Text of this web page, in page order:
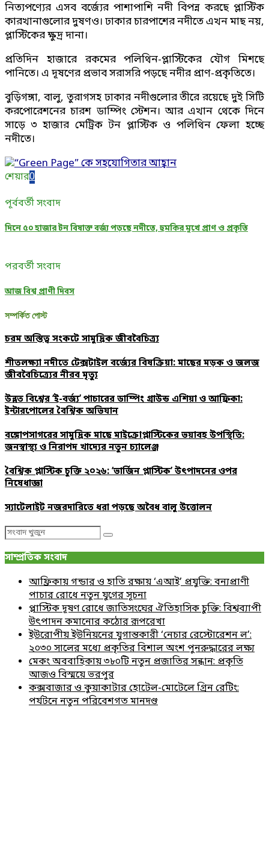
নিত্যপণ্যের এসব বর্জ্যের পাশাপাশি নদী বিপন্ন করছে প্লাস্টিক
কারখানাগুলোর দুষণও। ঢাকার চারপাশের নদীতে এখন মাছ নয়,
প্লাস্টিকের ক্ষুদ্র দানা।
প্রতিদিন হাজারে রকমের পলিথিন-প্লাস্টিকের যৌগ মিশছে
পানিতে। এ দূষণের প্রভাব সরাসরি পড়ছে নদীর প্রাণ-প্রকৃতিতে।
বুড়িগঙ্গা, বালু, তুরাগসহ ঢাকার নদীগুলোর তীরে রয়েছে দুই সিটি
করপোরেশনের চারশ ডাম্পিং স্টেশন। আর এখান থেকে দিনে
সাড়ে ৩ হাজার মেট্রিক টন প্লাস্টিক ও পলিথিন ফেলা হচ্ছে
নদীতে।
শেয়ার0
পূর্ববর্তী সংবাদ
দিনে ৫০ হাজার টন বিষাক্ত বর্জ্য পড়ছে নদীতে, হুমকির মুখে প্রাণ ও প্রকৃতি
পরবর্তী সংবাদ
আজ বিশ্ব প্রাণী দিবস
সম্পর্কিত পোস্ট
চরম অস্তিত্ব সংকটে সামুদ্রিক জীববৈচিত্র্য
শীতলক্ষ্যা নদীতে টেক্সটাইল বর্জ্যের বিষক্রিয়া: মাছের মড়ক ও জলজ
জীববৈচিত্র্যের নীরব মৃত্যু
উন্নত বিশ্বের ‘ই-বর্জ্য’ পাচারের ডাম্পিং গ্রাউন্ড এশিয়া ও আফ্রিকা:
ইন্টারপোলের বৈশ্বিক অভিযান
বঙ্গোপসাগরের সামুদ্রিক মাছে মাইক্রোপ্লাস্টিকের ভয়াবহ উপস্থিতি:
জনস্বাস্থ্য ও নিরাপদ খাদ্যের নতুন চ্যালেঞ্জ
বৈশ্বিক প্লাস্টিক চুক্তি ২০২৬: ‘ভার্জিন প্লাস্টিক’ উৎপাদনের ওপর
নিষেধাজ্ঞা
স্যাটেলাইট নজরদারিতে ধরা পড়ছে অবৈধ বালু উত্তোলন
Search
Search
সাম্প্রতিক সংবাদ
আফ্রিকায় গন্ডার ও হাতি রক্ষায় ‘এআই’ প্রযুক্তি: বন্যপ্রাণী
পাচার রোধে নতুন যুগের সূচনা
প্লাস্টিক দূষণ রোধে জাতিসংঘের ঐতিহাসিক চুক্তি: বিশ্বব্যাপী
উৎপাদন কমানোর কঠোর রূপরেখা
ইউরোপীয় ইউনিয়নের যুগান্তকারী ‘নেচার রেস্টোরেশন ল’:
২০৩০ সালের মধ্যে প্রকৃতির বিশাল অংশ পুনরুদ্ধারের লক্ষ্য
মেকং অববাহিকায় ৩৮০টি নতুন প্রজাতির সন্ধান: প্রকৃতি
আজও বিস্ময়ে ভরপুর
কক্সবাজার ও কুয়াকাটার হোটেল-মোটেলে গ্রিন রেটিং:
পর্যটনে নতুন পরিবেশগত মানদণ্ড